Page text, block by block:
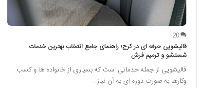
20
قالیشویی حرفه ای در کرج؛ راهنمای جامع انتخاب بهترین خدمات
شستشو و ترمیم فرش
قالیشویی از جمله خدماتی است که بسیاری از خانواده ها و کسب
وکارها به صورت دوره ای به آن نیاز…